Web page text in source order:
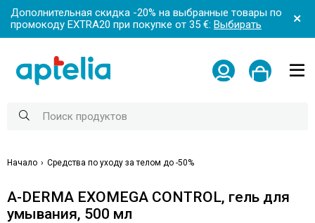
Дополнительная скидка -20% на выбранные товары по
промокоду EXTRA20 при покупке от 35 €: Выбирать
Начало Средства по уходу за телом до -50%
A-DERMA EXOMEGA CONTROL, гель для
умывания, 500 мл